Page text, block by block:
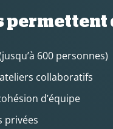
permettent
600 personnes)
collaboratifs
d’équipe
privées